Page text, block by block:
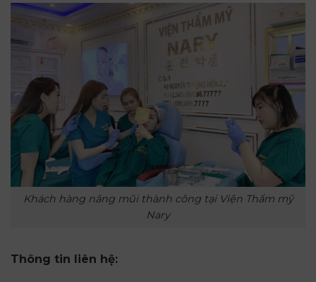
Khách hàng nâng mũi thành công tại Viện Thẩm mỹ
Nary
Thông tin liên hệ: